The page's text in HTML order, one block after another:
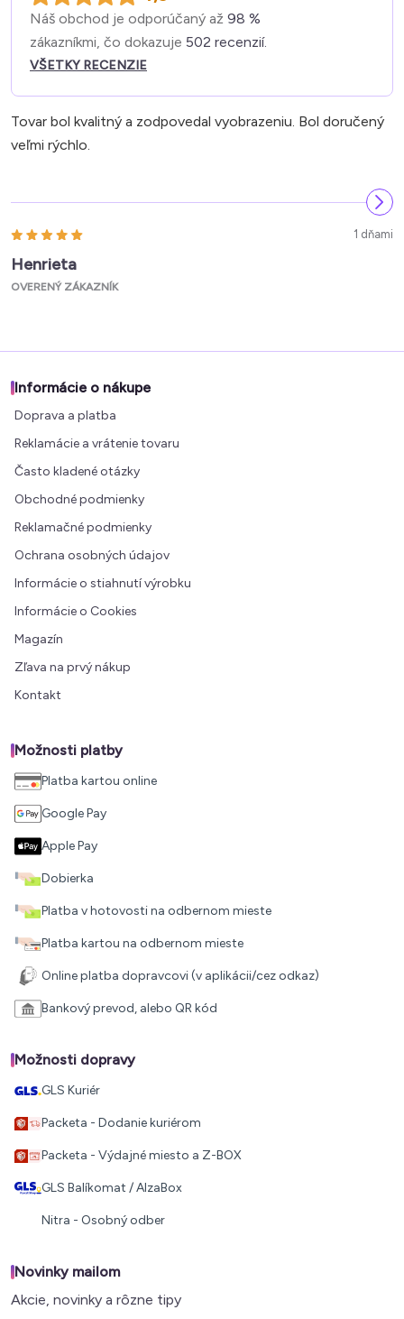
Náš obchod je odporúčaný až 98 %
zákazníkmi, čo dokazuje 502 recenzií.
VŠETKY RECENZIE
Tovar bol kvalitný a zodpovedal vyobrazeniu. Bol doručený
veľmi rýchlo.
1 dňami
Henrieta
OVERENÝ ZÁKAZNÍK
Informácie o nákupe
Doprava a platba
Reklamácie a vrátenie tovaru
Často kladené otázky
Obchodné podmienky
Reklamačné podmienky
Ochrana osobných údajov
Informácie o stiahnutí výrobku
Informácie o Cookies
Magazín
Zľava na prvý nákup
Kontakt
Možnosti platby
Platba kartou online
Google Pay
Apple Pay
Dobierka
Platba v hotovosti na odbernom mieste
Platba kartou na odbernom mieste
Online platba dopravcovi (v aplikácii/cez odkaz)
Bankový prevod, alebo QR kód
Možnosti dopravy
GLS Kuriér
Packeta - Dodanie kuriérom
Packeta - Výdajné miesto a Z-BOX
GLS Balíkomat / AlzaBox
Nitra - Osobný odber
Novinky mailom
Akcie, novinky a rôzne tipy